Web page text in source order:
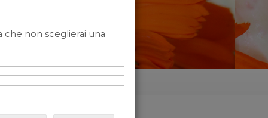
che non sceglierai una